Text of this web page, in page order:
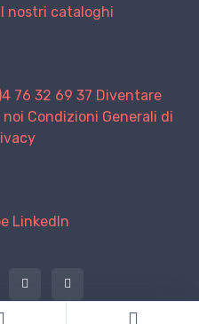
I nostri cataloghi
76 32 69 37 Diventare
noi Condizioni Generali di
LinkedIn